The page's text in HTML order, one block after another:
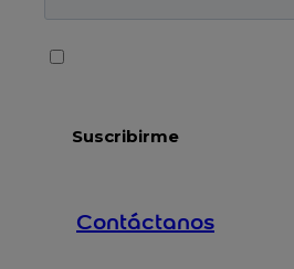
Contáctanos